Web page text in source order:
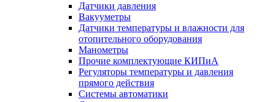
Датчики давления
Вакууметры
Датчики температуры и влажности для
отопительного оборудования
Манометры
Прочие комплектующие КИПиА
Регуляторы температуры и давления
прямого действия
Системы автоматики